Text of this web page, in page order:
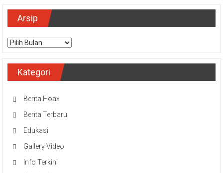
Arsip
Arsip
Kategori
Berita Hoax
Berita Terbaru
Edukasi
Gallery Video
Info Terkini